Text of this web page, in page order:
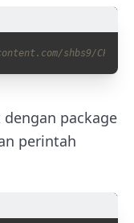
shbs9/
package
perintah